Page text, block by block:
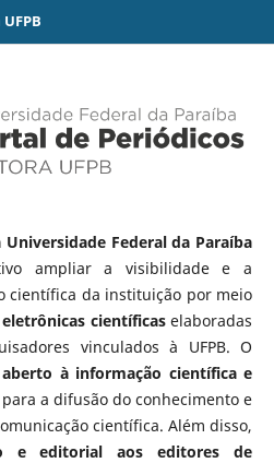
Federal da Paraíba
ampliar a visibilidade e a
científica da instituição por meio
científicaselaboradas
vinculados à UFPB. O
aberto à informação científica e
a difusão do conhecimento e
científica. Além disso,
e editorial aos editores de